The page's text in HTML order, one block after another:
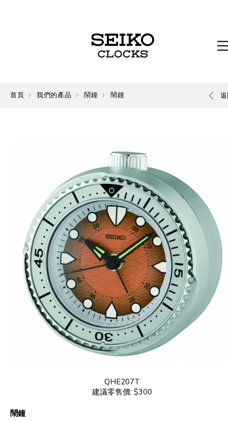
首頁 我們的產品 鬧鐘 鬧鐘
QHE207T
建議零售價: $300
鬧鐘